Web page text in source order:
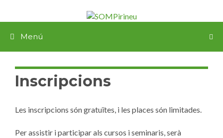
Menú
Inscripcions
Les inscripcions són gratuïtes, i les places són limitades.
Per assistir i participar als cursos i seminaris, serà